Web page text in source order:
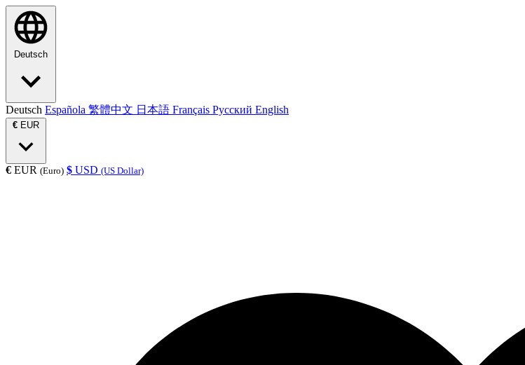
Deutsch
Deutsch Española 繁體中文 日本語 Français Русский English
€ EUR
€ EUR (Euro) $ USD (US Dollar)